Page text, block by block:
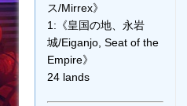
ス/Mirrex》
1:《皇国の地、永岩
城/Eiganjo, Seat of the
Empire》
24 lands